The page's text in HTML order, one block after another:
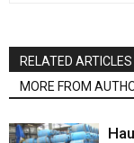
RELATED ARTICLES
MORE FROM